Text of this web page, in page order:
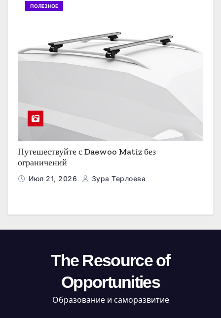
ПОЛЕЗНОЕ
Путешествуйте с Daewoo Matiz без
ограничений
Июл 21, 2026 Зура Терлоева
The Resource of
Opportunities
Образование и саморазвитие